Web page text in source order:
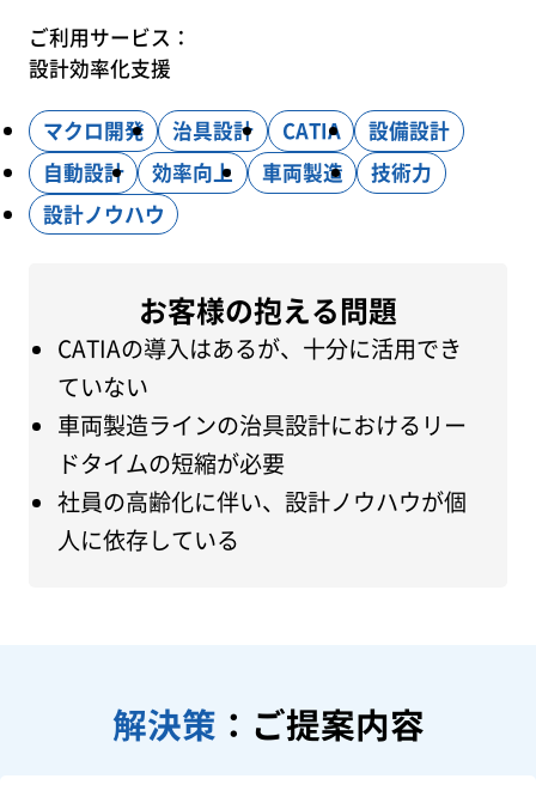
事例
ニュース
新卒採用
キャリア採用
ご利用サービス：
設計効率化支援
マクロ開発 治具設計 CATIA
設備設計
自動設計
効率向上 車両製造
技術力
設計ノウハウ
お客様の抱える問題
CATIAの導入はあるが、十分に活用でき
ていない
車両製造ラインの治具設計におけるリー
ドタイムの短縮が必要
社員の高齢化に伴い、設計ノウハウが個
人に依存している
解決策 ：ご提案内容